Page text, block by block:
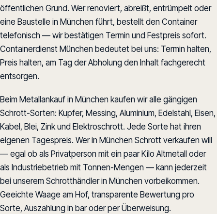
öffentlichen Grund. Wer renoviert, abreißt, entrümpelt oder
eine Baustelle in München führt, bestellt den Container
telefonisch — wir bestätigen Termin und Festpreis sofort.
Containerdienst München bedeutet bei uns: Termin halten,
Preis halten, am Tag der Abholung den Inhalt fachgerecht
entsorgen.
Beim Metallankauf in München kaufen wir alle gängigen
Schrott-Sorten: Kupfer, Messing, Aluminium, Edelstahl, Eisen,
Kabel, Blei, Zink und Elektroschrott. Jede Sorte hat ihren
eigenen Tagespreis. Wer in München Schrott verkaufen will
— egal ob als Privatperson mit ein paar Kilo Altmetall oder
als Industriebetrieb mit Tonnen-Mengen — kann jederzeit
bei unserem Schrotthändler in München vorbeikommen.
Geeichte Waage am Hof, transparente Bewertung pro
Sorte, Auszahlung in bar oder per Überweisung.